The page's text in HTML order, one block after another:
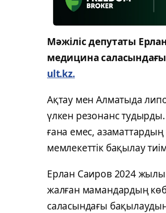
Мәжіліс депутаты
медицина
ult.kz.
Ақтау мен Алматыда
үлкен резонанс
ғана емес, азаматтардың
мемлекеттік бақылау
Ерлан Саиров 2024 жылы
жалған мамандардың
саласындағы бақылаудың